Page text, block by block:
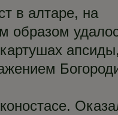
в алтаре, на
образом
картушах